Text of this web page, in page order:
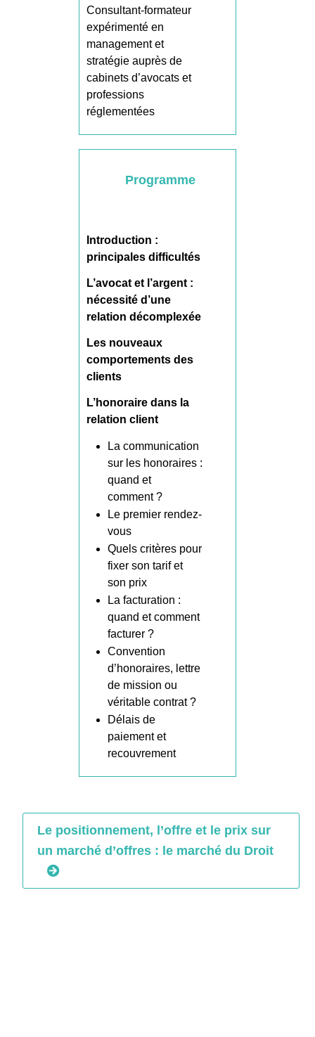
Consultant-formateur
expérimenté en
management et
stratégie auprès de
cabinets d’avocats et
professions
réglementées
Programme
Introduction :
principales difficultés
L’avocat et l’argent :
nécessité d’une
relation décomplexée
Les nouveaux
comportements des
clients
L’honoraire dans la
relation client
La communication
sur les honoraires :
quand et
comment ?
Le premier rendez-
vous
Quels critères pour
fixer son tarif et
son prix
La facturation :
quand et comment
facturer ?
Convention
d’honoraires, lettre
de mission ou
véritable contrat ?
Délais de
paiement et
recouvrement
Le positionnement, l’offre et le prix sur
un marché d’offres : le marché du Droit